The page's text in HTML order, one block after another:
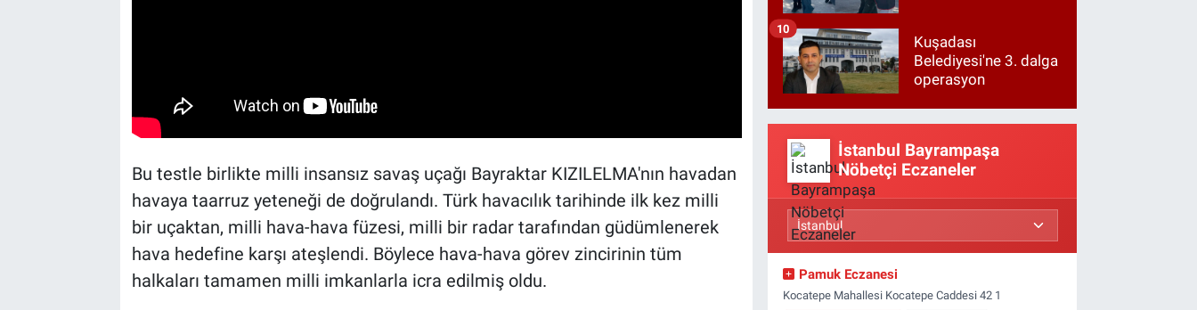
Bu testle birlikte milli insansız savaş uçağı Bayraktar KIZILELMA'nın havadan
havaya taarruz yeteneği de doğrulandı. Türk havacılık tarihinde ilk kez milli
bir uçaktan, milli hava-hava füzesi, milli bir radar tarafından güdümlenerek
hava hedefine karşı ateşlendi. Böylece hava-hava görev zincirinin tüm
halkaları tamamen milli imkanlarla icra edilmiş oldu.
Kuşadası
Belediyesi'ne 3. dalga
operasyon
10
İstanbul Bayrampaşa
Nöbetçi Eczaneler
Pamuk Eczanesi
Kocatepe Mahallesi Kocatepe Caddesi 42 1